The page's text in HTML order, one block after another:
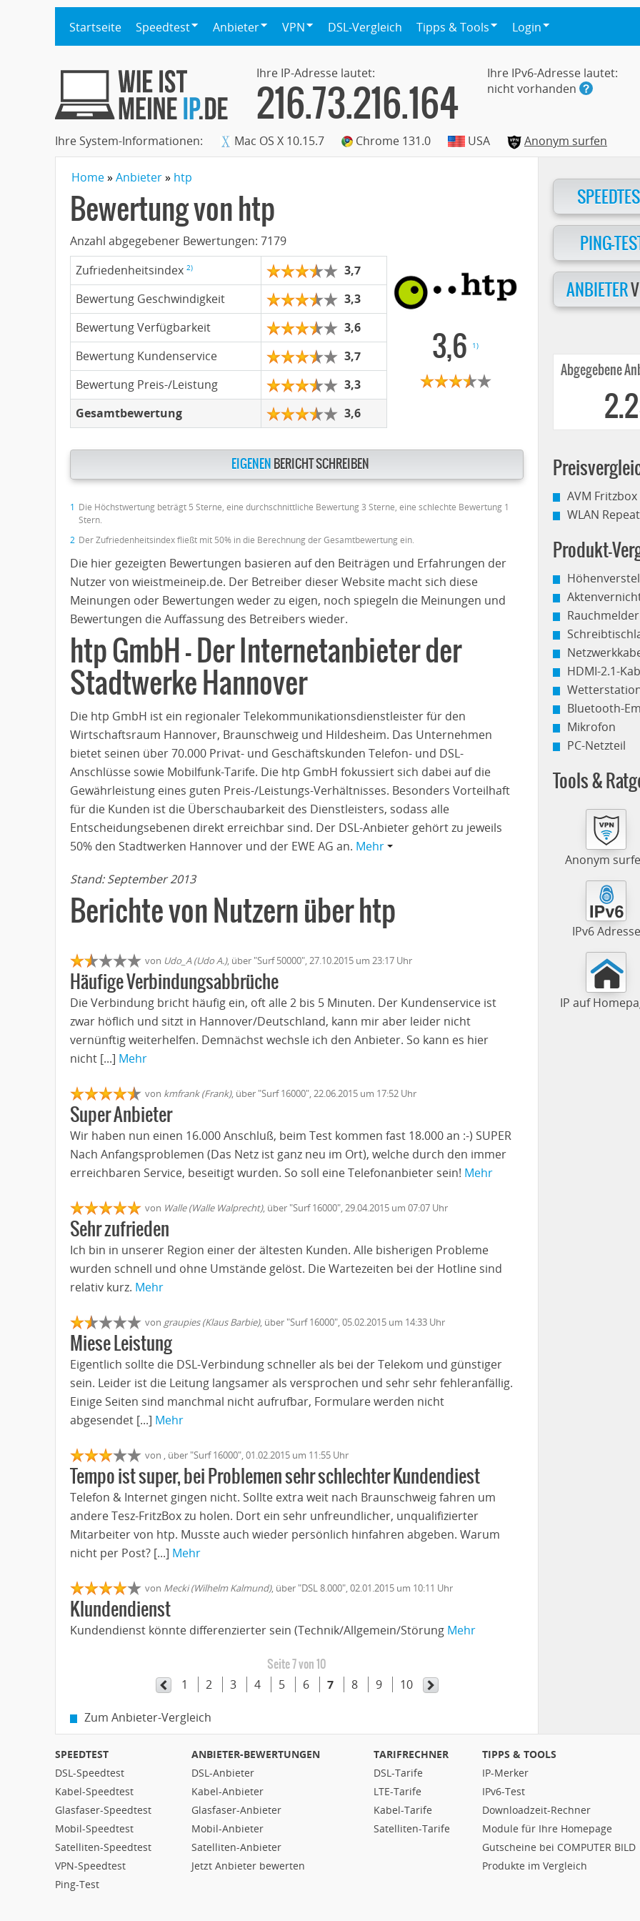
Startseite Speedtest Anbieter VPN DSL-Vergleich Tipps & Tools Login
Ihre IP-Adresse lautet:
216.73.216.164
Ihre IPv6-Adresse lautet:
nicht vorhanden
Ihre System-Informationen: Mac OS X 10.15.7 Chrome 131.0 USA Anonym surfen
Home Anbieter htp
Bewertung von htp
Anzahl abgegebener Bewertungen: 7179
3,6 1)
Zufriedenheitsindex 2)
3,7
Bewertung Geschwindigkeit
3,3
Bewertung Verfügbarkeit
3,6
Bewertung Kundenservice
3,7
Bewertung Preis-/Leistung
3,3
Gesamtbewertung
3,6
EIGENEN BERICHT SCHREIBEN
1 Die Höchstwertung beträgt 5 Sterne, eine durchschnittliche Bewertung 3 Sterne, eine schlechte Bewertung 1
Stern.
2 Der Zufriedenheitsindex fließt mit 50% in die Berechnung der Gesamtbewertung ein.
Die hier gezeigten Bewertungen basieren auf den Beiträgen und Erfahrungen der
Nutzer von wieistmeineip.de. Der Betreiber dieser Website macht sich diese
Meinungen oder Bewertungen weder zu eigen, noch spiegeln die Meinungen und
Bewertungen die Auffassung des Betreibers wieder.
htp GmbH – Der Internetanbieter der
Stadtwerke Hannover
Die htp GmbH ist ein regionaler Telekommunikationsdienstleister für den
Wirtschaftsraum Hannover, Braunschweig und Hildesheim. Das Unternehmen
bietet seinen über 70.000 Privat- und Geschäftskunden Telefon- und DSL-
Anschlüsse sowie Mobilfunk-Tarife. Die htp GmbH fokussiert sich dabei auf die
Gewährleistung eines guten Preis-/Leistungs-Verhältnisses. Besonders Vorteilhaft
für die Kunden ist die Überschaubarkeit des Dienstleisters, sodass alle
Entscheidungsebenen direkt erreichbar sind. Der DSL-Anbieter gehört zu jeweils
50% den Stadtwerken Hannover und der EWE AG an. Mehr
Stand: September 2013
Berichte von Nutzern über htp
von Udo_A (Udo A.), über "Surf 50000", 27.10.2015 um 23:17 Uhr
Häufige Verbindungsabbrüche
Die Verbindung bricht häufig ein, oft alle 2 bis 5 Minuten. Der Kundenservice ist
zwar höflich und sitzt in Hannover/Deutschland, kann mir aber leider nicht
vernünftig weiterhelfen. Demnächst wechsle ich den Anbieter. So kann es hier
nicht [...] Mehr
von kmfrank (Frank), über "Surf 16000", 22.06.2015 um 17:52 Uhr
Super Anbieter
Wir haben nun einen 16.000 Anschluß, beim Test kommen fast 18.000 an :-) SUPER
Nach Anfangsproblemen (Das Netz ist ganz neu im Ort), welche durch den immer
erreichbaren Service, beseitigt wurden. So soll eine Telefonanbieter sein! Mehr
von Walle (Walle Walprecht), über "Surf 16000", 29.04.2015 um 07:07 Uhr
Sehr zufrieden
Ich bin in unserer Region einer der ältesten Kunden. Alle bisherigen Probleme
wurden schnell und ohne Umstände gelöst. Die Wartezeiten bei der Hotline sind
relativ kurz. Mehr
von graupies (Klaus Barbie), über "Surf 16000", 05.02.2015 um 14:33 Uhr
Miese Leistung
Eigentlich sollte die DSL-Verbindung schneller als bei der Telekom und günstiger
sein. Leider ist die Leitung langsamer als versprochen und sehr sehr fehleranfällig.
Einige Seiten sind manchmal nicht aufrufbar, Formulare werden nicht
abgesendet [...] Mehr
von , über "Surf 16000", 01.02.2015 um 11:55 Uhr
Tempo ist super, bei Problemen sehr schlechter Kundendiest
Telefon & Internet gingen nicht. Sollte extra weit nach Braunschweig fahren um
andere Tesz-FritzBox zu holen. Dort ein sehr unfreundlicher, unqualifizierter
Mitarbeiter von htp. Musste auch wieder persönlich hinfahren abgeben. Warum
nicht per Post? [...] Mehr
von Mecki (Wilhelm Kalmund), über "DSL 8.000", 02.01.2015 um 10:11 Uhr
Klundendienst
Kundendienst könnte differenzierter sein (Technik/Allgemein/Störung Mehr
Seite 7 von 10
1 2 3 4 5 6 7 8 9 10
Zum Anbieter-Vergleich
PING-
ANBIETER
Abgegebene
AVM
WLAN
Produkt-
Rauchmelder
HDMI-2.1-
Bluetooth-
Mikrofon
PC-Netzteil
Tools &
Anonym
IPv6 Adresse
IP auf
SPEEDTEST
DSL-Speedtest
Kabel-Speedtest
Glasfaser-Speedtest
Mobil-Speedtest
Satelliten-Speedtest
VPN-Speedtest
Ping-Test
ANBIETER-BEWERTUNGEN
DSL-Anbieter
Kabel-Anbieter
Glasfaser-Anbieter
Mobil-Anbieter
Satelliten-Anbieter
Jetzt Anbieter bewerten
TARIFRECHNER
DSL-Tarife
LTE-Tarife
Kabel-Tarife
Satelliten-Tarife
TIPPS & TOOLS
IP-Merker
IPv6-Test
Downloadzeit-Rechner
Module für Ihre Homepage
Gutscheine bei COMPUTER BILD
Produkte im Vergleich